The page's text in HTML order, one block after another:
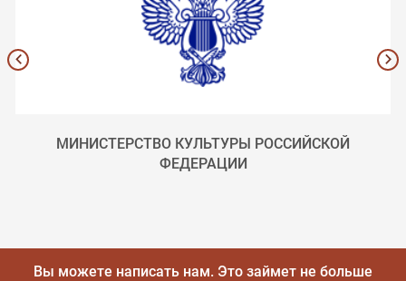
МИНИСТЕРСТВО КУЛЬТУРЫ РОССИЙСКОЙ
ФЕДЕРАЦИИ
Вы можете написать нам. Это займет не больше